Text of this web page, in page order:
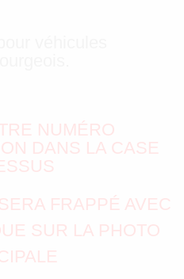
NUMÉRO
DANS LA CASE
FRAPPÉ AVEC
SUR LA PHOTO